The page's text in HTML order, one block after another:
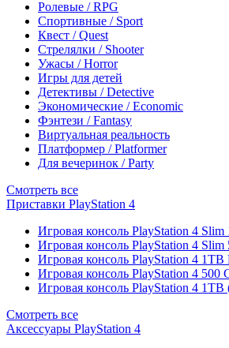
Ролевые / RPG
Спортивные / Sport
Квест / Quest
Стрелялки / Shooter
Ужасы / Horror
Игры для детей
Детективы / Detective
Экономические / Economic
Фэнтези / Fantasy
Виртуальная реальность
Платформер / Platformer
Для вечеринок / Party
Смотреть все
Приставки PlayStation 4
Игровая консоль PlayStation 4
Игровая консоль PlayStation 4
Игровая консоль PlayStation 4 1TB
Игровая консоль PlayStation 4 500
Игровая консоль PlayStation 4 1TB
Смотреть все
Аксессуары PlayStation 4